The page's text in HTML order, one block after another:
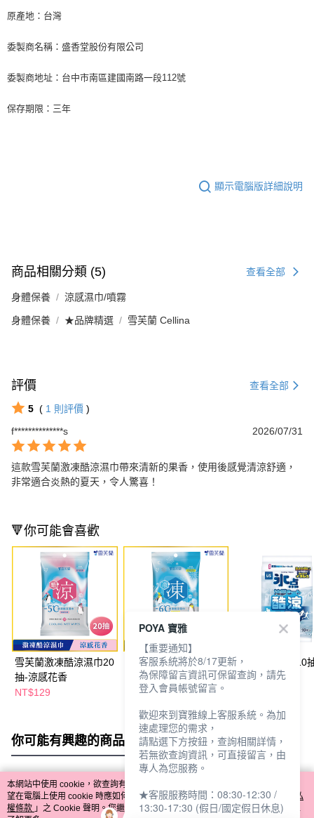
原產地：台灣
委製商名稱：盛香堂股份有限公司
委製商地址：台中市南區建國南路一段112號
保存期限：三年
顯示電腦版詳細說明
商品相關分類 (5) 查看全部
身體保養 涼感濕巾/噴霧
身體保養 ★品牌精選 雪芙蘭 Cellina
評價 查看全部
5 ( 1 則評價 )
f**************s
2026/07/31
這款雪芙蘭激凍酷涼濕巾帶來清新的果香，使用後感覺清涼舒適，
非常適合炎熱的夏天，令人驚喜！
🔻你可能會喜歡
雪芙蘭激凍酷涼濕巾20
抽-涼感花香
NT$129
雪芙蘭激凍酷涼濕巾20
抽-極凍款
NT$129
冰點酷涼濕巾10
你可能有興趣的商品 全站排行
熱門標籤
本網站中使用 cookie，欲查詢有關本網站使用 cookie 方式之詳情，及若您不希
望在電腦上使用 cookie 時應如何變更電腦的 cookie 設定，請參閱本網站「
隱私
權條款 」之 Cookie 聲明。您繼續使用本網站即表示您同意本公司得按本網站使
POYA 寶雅
【重要通知】
客服系統將於8/17更新，
為保障留言資訊可保留查詢，請先
登入會員帳號留言。
歡迎來到寶雅線上客服系統。為加
速處理您的需求，
請點選下方按鈕，查詢相關詳情，
若無欲查詢資訊，可直接留言，由
專人為您服務。
★客服服務時間：08:30-12:30 /
13:30-17:30 (假日/國定假日休息)